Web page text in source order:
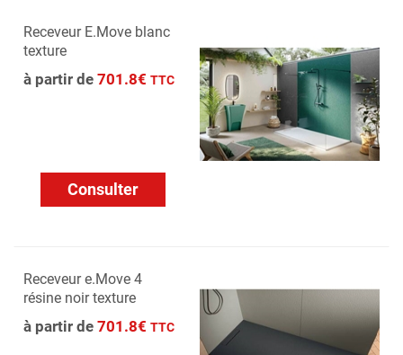
Receveur E.Move blanc
texture
à partir de 701.8€ TTC
Consulter
Receveur e.Move 4
résine noir texture
à partir de 701.8€ TTC